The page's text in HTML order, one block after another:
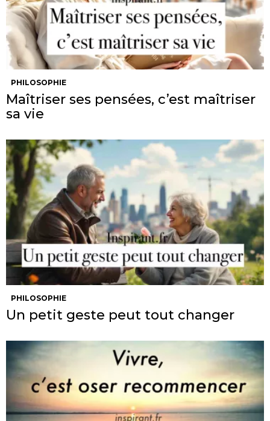
PHILOSOPHIE
Maîtriser ses pensées, c’est maîtriser
sa vie
PHILOSOPHIE
Un petit geste peut tout changer